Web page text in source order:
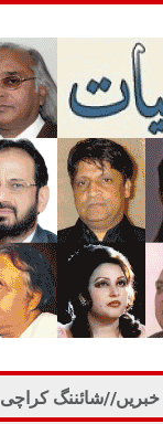
خبریں//شائننگ کراچی